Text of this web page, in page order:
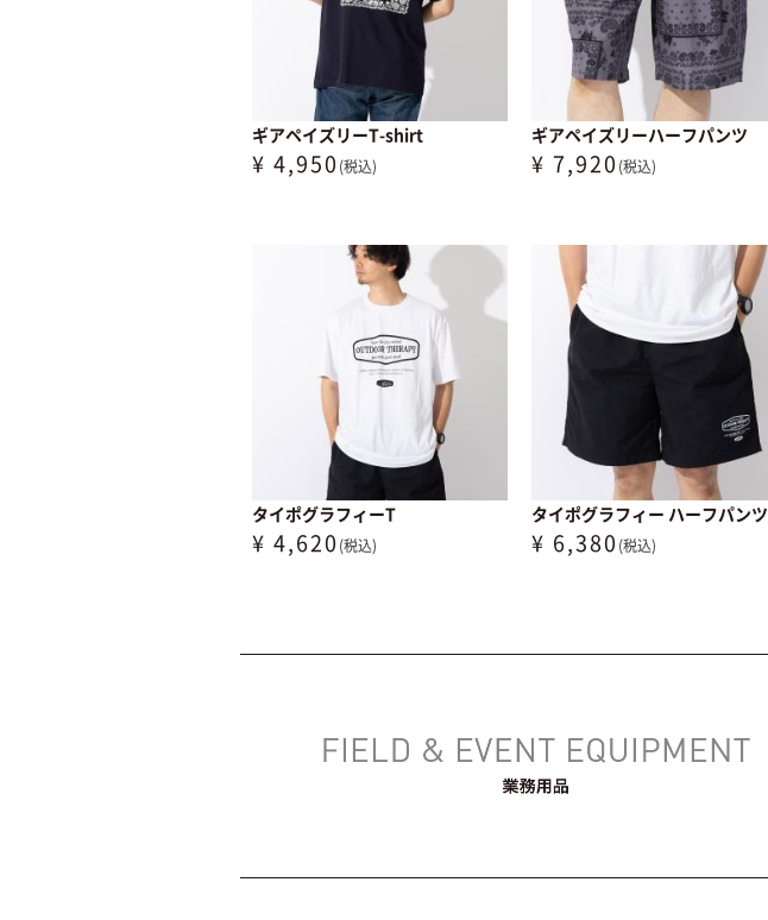
ギアペイズリーT-shirt
¥ 4,950 (税込)
ギアペイズリーハーフパンツ
¥ 7,920 (税込)
タイポグラフィーT
¥ 4,620 (税込)
タイポグラフィー ハーフパンツ
¥ 6,380 (税込)